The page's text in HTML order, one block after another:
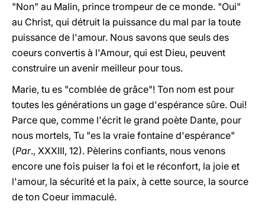
"Non" au Malin, prince trompeur de ce monde. "Oui"
au Christ, qui détruit la puissance du mal par la toute
puissance de l'amour. Nous savons que seuls des
coeurs convertis à l'Amour, qui est Dieu, peuvent
construire un avenir meilleur pour tous.
Marie, tu es "comblée de grâce"! Ton nom est pour
toutes les générations un gage d'espérance sûre. Oui!
Parce que, comme l'écrit le grand poète Dante, pour
nous mortels, Tu "es la vraie fontaine d'espérance"
(Par., XXXIII, 12). Pèlerins confiants, nous venons
encore une fois puiser la foi et le réconfort, la joie et
l'amour, la sécurité et la paix, à cette source, la source
de ton Coeur immaculé.